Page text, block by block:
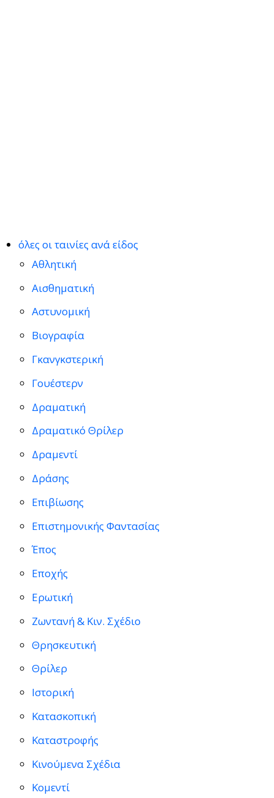
όλες οι ταινίες ανά είδος
Αθλητική
Αισθηματική
Αστυνομική
Βιογραφία
Γκανγκστερική
Γουέστερν
Δραματική
Δραματικό Θρίλερ
Δραμεντί
Δράσης
Επιβίωσης
Επιστημονικής Φαντασίας
Έπος
Εποχής
Ερωτική
Ζωντανή & Κιν. Σχέδιο
Θρησκευτική
Θρίλερ
Ιστορική
Κατασκοπική
Καταστροφής
Κινούμενα Σχέδια
Κομεντί